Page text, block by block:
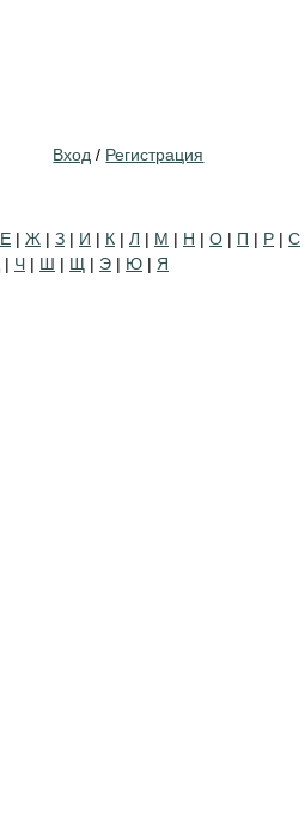
Вход / Регистрация
Е | Ж | З | И | К | Л | М | Н | О | П | Р | С
| Ч | Ш | Щ | Э | Ю | Я